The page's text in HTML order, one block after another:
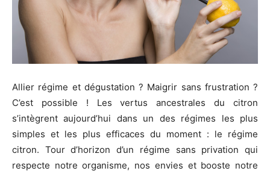
Allier régime et dégustation ? Maigrir sans frustration ?
C’est possible ! Les vertus ancestrales du citron
s’intègrent aujourd’hui dans un des régimes les plus
simples et les plus efficaces du moment : le régime
citron. Tour d’horizon d’un régime sans privation qui
respecte notre organisme, nos envies et booste notre